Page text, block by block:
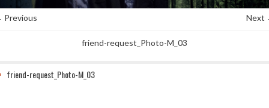
Next
friend-request_Photo-M_03
friend-request_Photo-M_03